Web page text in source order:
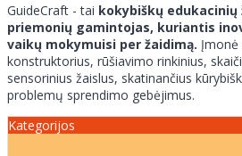
GuideCraft - tai kokybiškų
priemonių gamintojas, kuriantis
vaikų mokymuisi per žaidimą. Įmonė
konstruktorius, rūšiavimo rinkinius,
sensorinius žaislus, skatinančius
problemų sprendimo gebėjimus.
Kategorijos